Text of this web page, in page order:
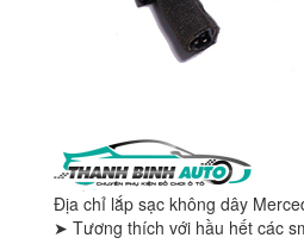
Địa chỉ lắp sạc không dây
➤ Tương thích với hầu hết các